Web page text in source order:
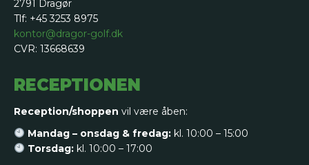
2791 Dragør
Tlf: +45 3253 8975
kontor@dragor-golf.dk
CVR: 13668639
RECEPTIONEN
Reception/shoppen vil være åben:
Mandag – onsdag & fredag:kl. 10:00 – 15:00
Torsdag:kl. 10:00 – 17:00